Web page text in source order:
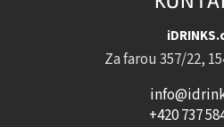
Za farou 357/22,
+420 737